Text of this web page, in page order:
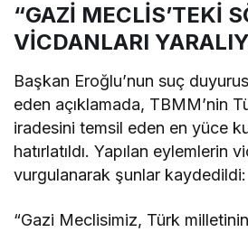
“GAZİ MECLİS’TEKİ
VİCDANLARI
Başkan Eroğlu’nun suç
eden açıklamada, TBMM’nin
iradesini temsil eden en yüce
hatırlatıldı. Yapılan eylemlerin
vurgulanarak şunlar kaydedildi:
“Gazi Meclisimiz, Türk